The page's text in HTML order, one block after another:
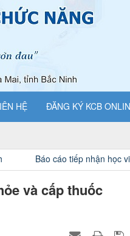
HỆ ĐĂNG KÝ KCB
viên thực hành, khám bệnh,
và cấp thuốc